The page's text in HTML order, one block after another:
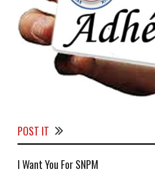
POST IT
I Want You For SNPM